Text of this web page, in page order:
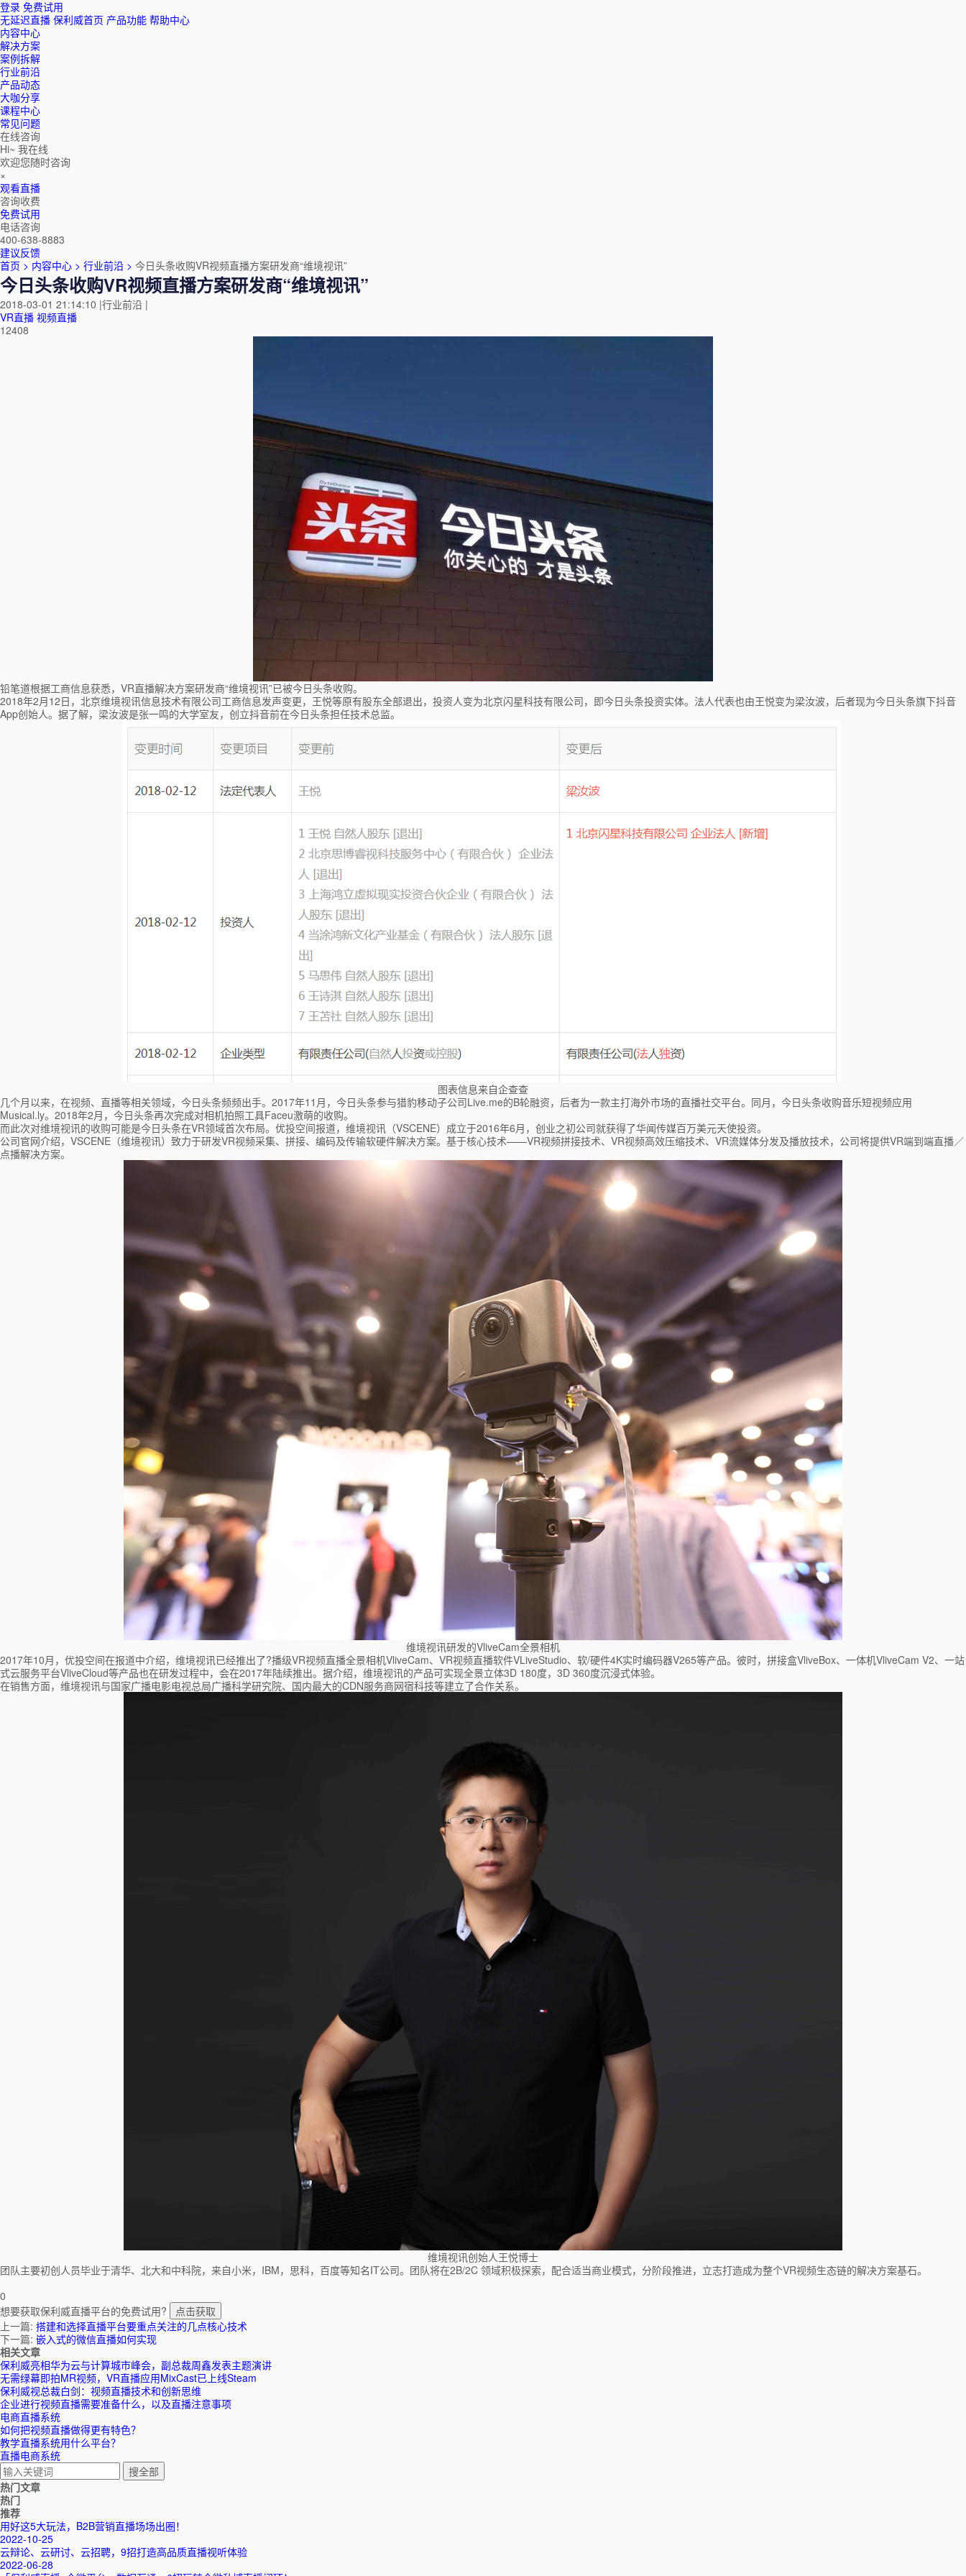
登录 免费试用
无延迟直播 保利威首页 产品功能 帮助中心
内容中心
解决方案
案例拆解
行业前沿
产品动态
大咖分享
课程中心
常见问题
在线咨询
Hi~ 我在线
欢迎您随时咨询
×
观看直播
咨询收费
免费试用
电话咨询
400-638-8883
建议反馈
首页 > 内容中心 > 行业前沿 > 今日头条收购VR视频直播方案研发商“维境视讯”
今日头条收购VR视频直播方案研发商“维境视讯”
2018-03-01 21:14:10 |行业前沿 |
VR直播 视频直播
12408
铅笔道根据工商信息获悉，VR直播解决方案研发商“维境视讯”已被今日头条收购。
2018年2月12日，北京维境视讯信息技术有限公司工商信息发声变更，王悦等原有股东全部退出，投资人变为北京闪星科技有限公司，即今日头条投资实体。法人代表也由王悦变为梁汝波，后者现为今日头条旗下抖音
App创始人。据了解，梁汝波是张一鸣的大学室友，创立抖音前在今日头条担任技术总监。
图表信息来自企查查
几个月以来，在视频、直播等相关领域，今日头条频频出手。2017年11月，今日头条参与猎豹移动子公司Live.me的B轮融资，后者为一款主打海外市场的直播社交平台。同月，今日头条收购音乐短视频应用
Musical.ly。2018年2月，今日头条再次完成对相机拍照工具Faceu激萌的收购。
而此次对维境视讯的收购可能是今日头条在VR领域首次布局。优投空间报道，维境视讯（VSCENE）成立于2016年6月，创业之初公司就获得了华闻传媒百万美元天使投资。
公司官网介绍，VSCENE（维境视讯）致力于研发VR视频采集、拼接、编码及传输软硬件解决方案。基于核心技术——VR视频拼接技术、VR视频高效压缩技术、VR流媒体分发及播放技术，公司将提供VR端到端直播／
点播解决方案。
维境视讯研发的VliveCam全景相机
2017年10月，优投空间在报道中介绍，维境视讯已经推出了?播级VR视频直播全景相机VliveCam、VR视频直播软件VLiveStudio、软/硬件4K实时编码器V265等产品。彼时，拼接盒VliveBox、一体机VliveCam V2、一站
式云服务平台VliveCloud等产品也在研发过程中，会在2017年陆续推出。据介绍，维境视讯的产品可实现全景立体3D 180度，3D 360度沉浸式体验。
在销售方面，维境视讯与国家广播电影电视总局广播科学研究院、国内最大的CDN服务商网宿科技等建立了合作关系。
维境视讯创始人王悦博士
团队主要初创人员毕业于清华、北大和中科院，来自小米，IBM，思科，百度等知名IT公司。团队将在2B/2C 领域积极探索，配合适当商业模式，分阶段推进，立志打造成为整个VR视频生态链的解决方案基石。
0
想要获取保利威直播平台的免费试用?
点击获取
上一篇: 搭建和选择直播平台要重点关注的几点核心技术
下一篇: 嵌入式的微信直播如何实现
相关文章
保利威亮相华为云与计算城市峰会，副总裁周鑫发表主题演讲
无需绿幕即拍MR视频，VR直播应用MixCast已上线Steam
保利威视总裁白剑：视频直播技术和创新思维
企业进行视频直播需要准备什么，以及直播注意事项
电商直播系统
如何把视频直播做得更有特色？
教学直播系统用什么平台？
直播电商系统
热门文章
热门
推荐
用好这5大玩法，B2B营销直播场场出圈！
2022-10-25
云辩论、云研讨、云招聘，9招打造高品质直播视听体验
2022-06-28